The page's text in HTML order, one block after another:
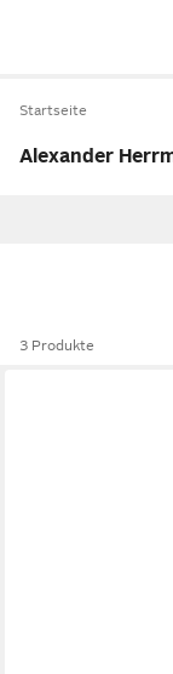
Startseite
Alexander
3 Produkte